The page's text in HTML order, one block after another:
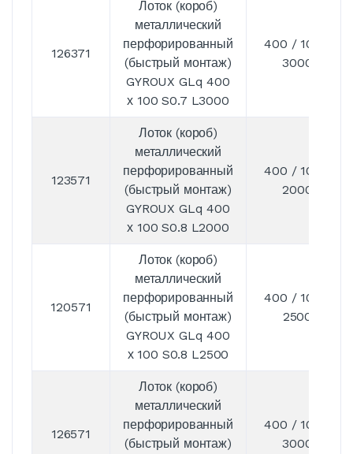
126371
Лоток (короб)
металлический
перфорированный
(быстрый монтаж)
GYROUX GLq 400
х 100 S0.7 L3000
400 / 100 /
3000
123571
Лоток (короб)
металлический
перфорированный
(быстрый монтаж)
GYROUX GLq 400
х 100 S0.8 L2000
400 / 100 /
2000
120571
Лоток (короб)
металлический
перфорированный
(быстрый монтаж)
GYROUX GLq 400
х 100 S0.8 L2500
400 / 100 /
2500
126571
Лоток (короб)
металлический
перфорированный
(быстрый монтаж)
400 / 100 /
3000